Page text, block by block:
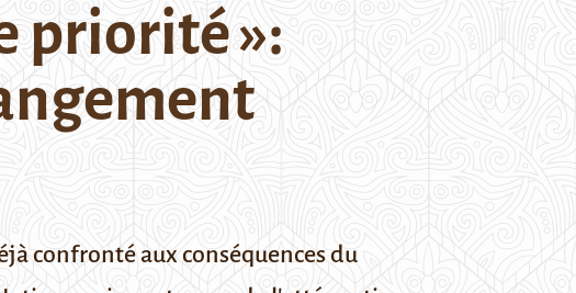
priorité »:
confronté aux conséquences du